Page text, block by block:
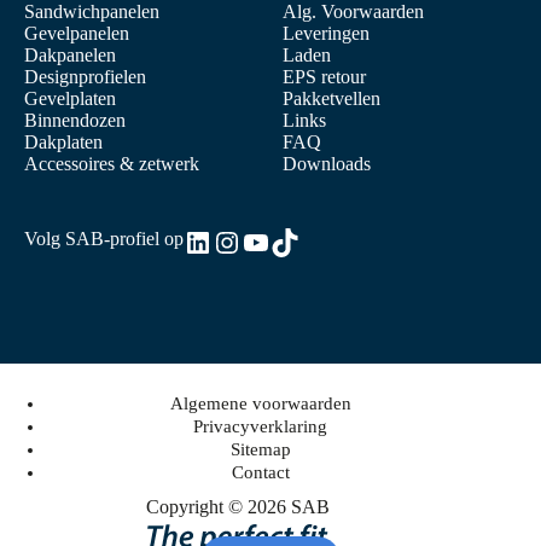
Sandwichpanelen
Gevelpanelen
Dakpanelen
Designprofielen
Gevelplaten
Binnendozen
Dakplaten
Accessoires & zetwerk
Alg. Voorwaarden
Leveringen
Laden
EPS retour
Pakketvellen
Links
FAQ
Downloads
Volg SAB-profiel opLinkedIn
Instagram
YouTube
TikTok
Copyright © 2026 SAB
Algemene voorwaarden
Privacyverklaring
Sitemap
Contact